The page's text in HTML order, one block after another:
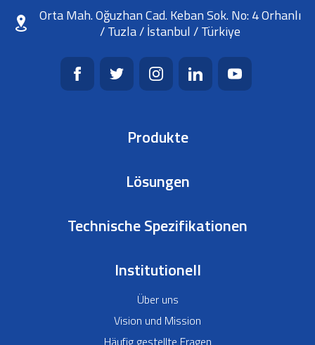
Orta Mah. Oğuzhan Cad. Keban Sok. No: 4 Orhanlı
/ Tuzla / İstanbul / Türkiye
Produkte
Lösungen
Technische Spezifikationen
Institutionell
Über uns
Vision und Mission
Häufig gestellte Fragen